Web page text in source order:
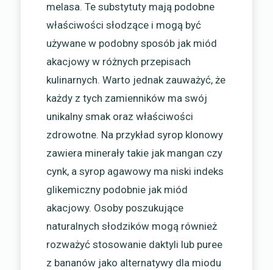
melasa. Te substytuty mają podobne
właściwości słodzące i mogą być
używane w podobny sposób jak miód
akacjowy w różnych przepisach
kulinarnych. Warto jednak zauważyć, że
każdy z tych zamienników ma swój
unikalny smak oraz właściwości
zdrowotne. Na przykład syrop klonowy
zawiera minerały takie jak mangan czy
cynk, a syrop agawowy ma niski indeks
glikemiczny podobnie jak miód
akacjowy. Osoby poszukujące
naturalnych słodzików mogą również
rozważyć stosowanie daktyli lub puree
z bananów jako alternatywy dla miodu